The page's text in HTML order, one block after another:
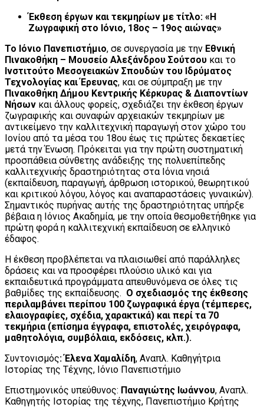
Έκθεση έργων και τεκμηρίων με τίτλο: «Η
Ζωγραφική στο Ιόνιο, 18ος – 19ος αιώνας»
Το Ιόνιο Πανεπιστήμιο, σε συνεργασία με την Εθνική
Πινακοθήκη – Μουσείο Αλεξάνδρου Σούτσου και το
Ινστιτούτο Μεσογειακών Σπουδών του Ιδρύματος
Τεχνολογίας και Έρευνας, και σε σύμπραξη με την
Πινακοθήκη Δήμου Κεντρικής Κέρκυρας & Διαποντίων
Νήσων και άλλους φορείς, σχεδιάζει την έκθεση έργων
ζωγραφικής και συναφών αρχειακών τεκμηρίων με
αντικείμενο την καλλιτεχνική παραγωγή στον χώρο του
Ιονίου από τα μέσα του 18ου έως τις πρώτες δεκαετίες
μετά την Ένωση. Πρόκειται για την πρώτη συστηματική
προσπάθεια σύνθετης ανάδειξης της πολυεπίπεδης
καλλιτεχνικής δραστηριότητας στα Ιόνια νησιά
(εκπαίδευση, παραγωγή, άρθρωση ιστορικού, θεωρητικού
και κριτικού λόγου, λόγος και αναπαραστάσεις γυναικών).
Σημαντικός πυρήνας αυτής της δραστηριότητας υπήρξε
βέβαια η Ιόνιος Ακαδημία, με την οποία θεσμοθετήθηκε για
πρώτη φορά η καλλιτεχνική εκπαίδευση σε ελληνικό
έδαφος.
Η έκθεση προβλέπεται να πλαισιωθεί από παράλληλες
δράσεις και να προσφέρει πλούσιο υλικό και για
εκπαιδευτικά προγράμματα απευθυνόμενα σε όλες τις
βαθμίδες της εκπαίδευσης. Ο σχεδιασμός της έκθεσης
περιλαμβάνει περίπου 100 ζωγραφικά έργα (τέμπερες,
ελαιογραφίες, σχέδια, χαρακτικά) και περί τα 70
τεκμήρια (επίσημα έγγραφα, επιστολές, χειρόγραφα,
μαθητολόγια, συμβόλαια, εκδόσεις, κλπ.).
Συντονισμός: Έλενα Χαμαλίδη, Αναπλ. Καθηγήτρια
Ιστορίας της Τέχνης, Ιόνιο Πανεπιστήμιο
Επιστημονικός υπεύθυνος: Παναγιώτης Ιωάννου, Αναπλ.
Καθηγητής Ιστορίας της τέχνης, Πανεπιστήμιο Κρήτης